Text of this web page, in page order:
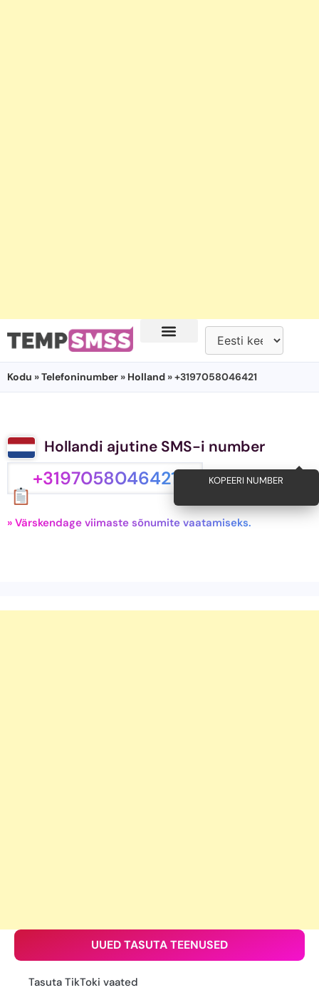
Kodu »Telefoninumber » Holland » +3197058046421
Hollandi ajutine SMS-i number
+3197058046421 KOPEERI NUMBER
» Värskendage viimaste sõnumite vaatamiseks.
UUED TASUTA TEENUSED
Tasuta TikToki vaated